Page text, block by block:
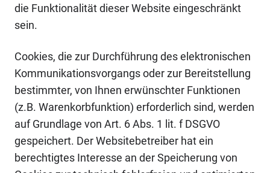
die Funktionalität dieser Website eingeschränkt
sein.
Cookies, die zur Durchführung des elektronischen
Kommunikationsvorgangs oder zur Bereitstellung
bestimmter, von Ihnen erwünschter Funktionen
(z.B. Warenkorbfunktion) erforderlich sind, werden
auf Grundlage von Art. 6 Abs. 1 lit. f DSGVO
gespeichert. Der Websitebetreiber hat ein
berechtigtes Interesse an der Speicherung von